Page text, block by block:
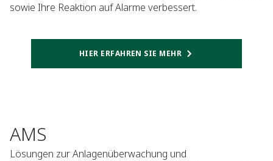
sowie Ihre Reaktion auf Alarme verbessert.
HIER ERFAHREN SIE MEHR
AMS
Lösungen zur Anlagenüberwachung und